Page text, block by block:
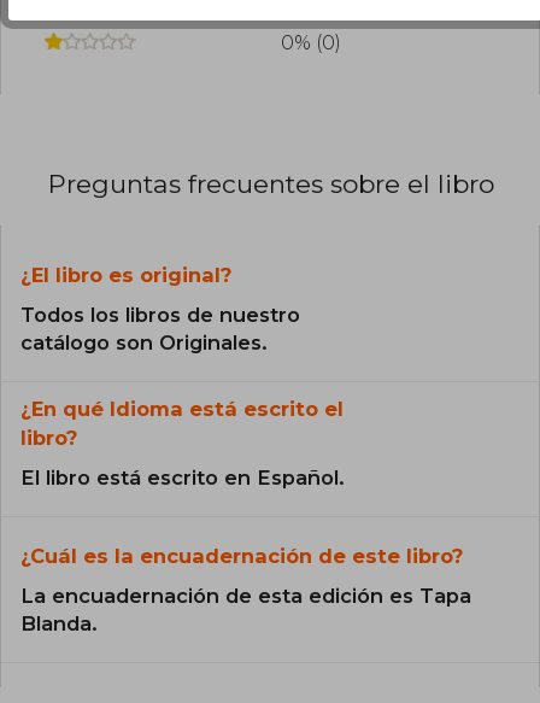
Jakobs también ha trabajado extensamente en
temas como la imputación objetiva, la autoría y
Su obra continúa siendo objeto de estudio y
0% (0)
Preguntas frecuentes sobre el libro
¿El libro es original?
Todos los libros de nuestro
catálogo son Originales.
¿En qué Idioma está escrito el
libro?
El libro está escrito en Español.
¿Cuál es la encuadernación de este libro?
La encuadernación de esta edición es Tapa
Blanda.